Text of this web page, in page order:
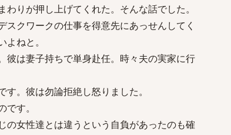
りが押し上げてくれた。そんな話でした。
クワークの仕事を得意先にあっせんしてく
ねと。
彼は妻子持ちで単身赴任。時々夫の実家に行
。彼は勿論拒絶し怒りました。
す。
の女性達とは違うという自負があったのも確